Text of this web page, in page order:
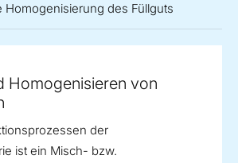
des Füllguts
Homogenisieren von
der
ist ein Misch- bzw.